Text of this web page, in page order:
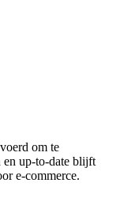
om te
en up-to-date blijft
e-commerce.